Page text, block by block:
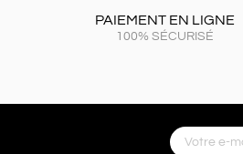
PAIEMENT EN LIGNE
100% SÉCURISÉ